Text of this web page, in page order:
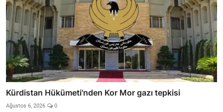
Kürdistan Hükümeti'nden Kor Mor gazı tepkisi
Ağustos 6, 2026 0